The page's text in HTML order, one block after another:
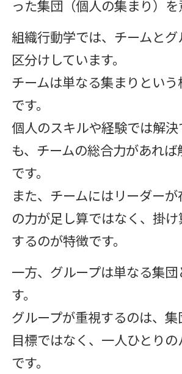
った集団（個人の集まり）を
組織行動学では、チームと
区分けしています。
チームは単なる集まりとい
です。
個人のスキルや経験では解
も、チームの総合力があれ
です。
また、チームにはリーダー
の力が足し算ではなく、掛
するのが特徴です。
一方、グループは単なる集
す。
グループが重視するのは、
目標ではなく、一人ひとり
です。